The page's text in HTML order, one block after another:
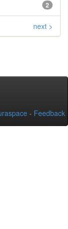
2
next >
- Feedback